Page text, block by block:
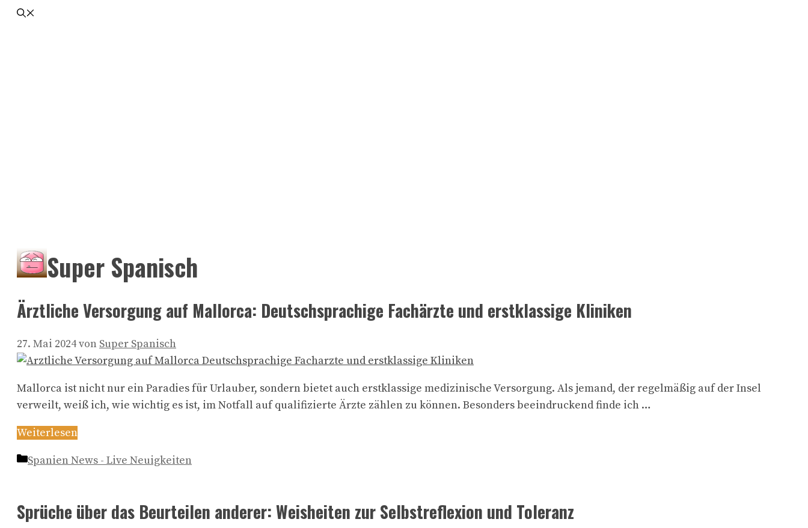
Super Spanisch
Ärztliche Versorgung auf Mallorca: Deutschsprachige Fachärzte und erstklassige Kliniken
27. Mai 2024von Super Spanisch
Mallorca ist nicht nur ein Paradies für Urlauber, sondern bietet auch erstklassige medizinische Versorgung. Als jemand, der regelmäßig auf der Insel
verweilt, weiß ich, wie wichtig es ist, im Notfall auf qualifizierte Ärzte zählen zu können. Besonders beeindruckend finde ich …
Weiterlesen
Kategorien
Spanien News - Live Neuigkeiten
Sprüche über das Beurteilen anderer: Weisheiten zur Selbstreflexion und Toleranz